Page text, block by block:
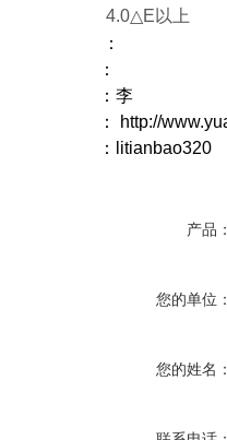
4.0△E以上
：
：
：李
：
http://
：
litianbao320
产品：
您的单位：
您的姓名：